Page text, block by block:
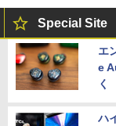
Special Site
エ
e
く
ハ